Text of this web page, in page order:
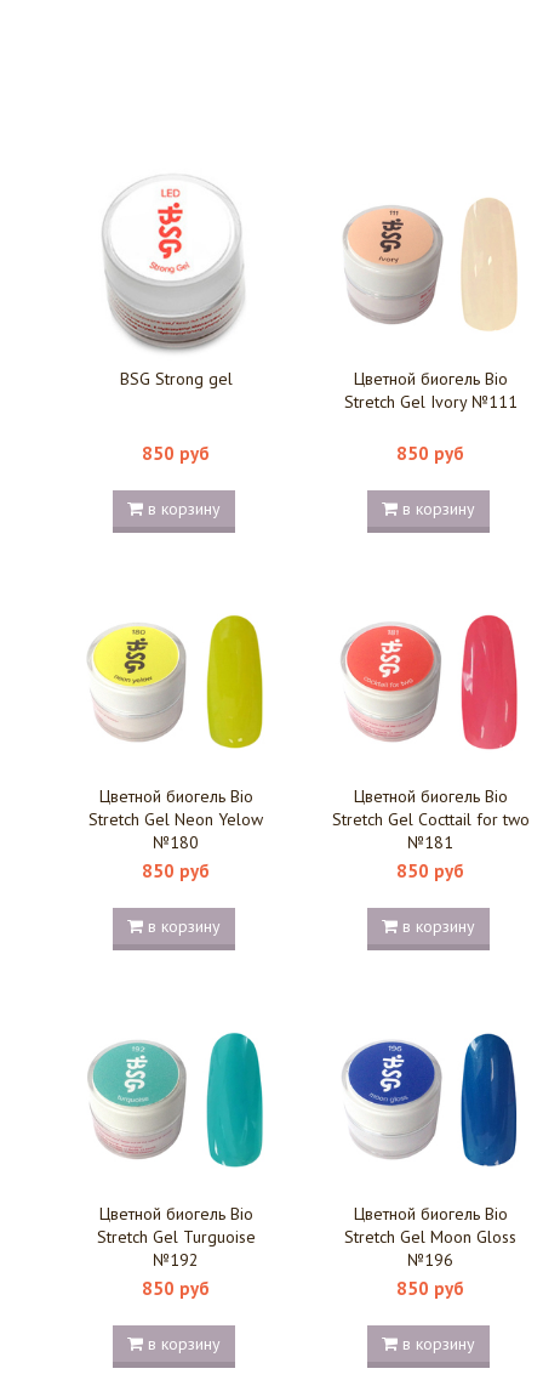
BSG Strong gel
850 руб
в корзину
Цветной биогель Bio
Stretch Gel Ivory №111
850 руб
в корзину
Цветной биогель Bio
Stretch Gel Neon Yelow
№180
850 руб
в корзину
Цветной биогель Bio
Stretch Gel Cocttail for two
№181
850 руб
в корзину
Цветной биогель Bio
Stretch Gel Turguoise
№192
850 руб
в корзину
Цветной биогель Bio
Stretch Gel Moon Gloss
№196
850 руб
в корзину